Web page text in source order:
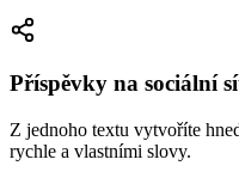
Příspěvky na sociální
Z jednoho textu vytvoříte
rychle a vlastními slovy.